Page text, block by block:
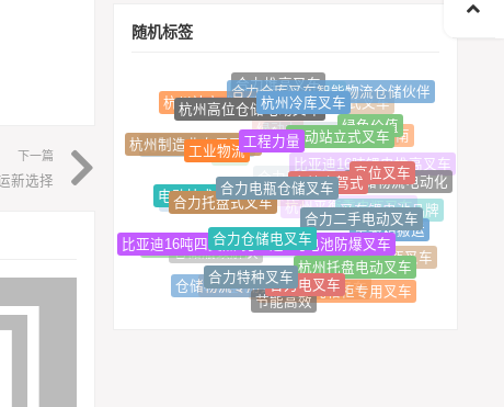
工作条
在具体
下一篇
新选择
随机标签
杭州全电动叉车
绿色物流革新
仓储物流转型
合力平衡重叉车
杭州平衡重电瓶叉车
绿色智能
比亚迪仓储式叉车
6吨锂电防爆叉车
仓储瓶颈解决
物流高效运作
搬运
绿动力
合力物流公司电叉车
比亚迪16吨锂电堆高叉车
叉车锂电池品牌
合力进口电瓶叉车
比亚迪4吨箱柜专用叉车
节能高效
仓储物流专用叉车
仓储搬运自动化
优势
比亚迪4吨堆高车
杭州堆高车
5吨货柜专用叉车
合力仓储式叉车
维修指南
仓储物流电动化
集装箱搬运
杭州托盘电动叉车
合力电叉车
合力特种叉车
比亚迪16吨四支点电动叉车
电动技术
杭州制造业专用叉车
杭州站立式电动叉车
合力堆高叉车
合力仓库叉车智能物流仓储伙伴
绿色价值
高位叉车
合力二手电动叉车
比亚迪5吨电池防爆叉车
合力仓储电叉车
合力托盘式叉车
工业物流
杭州高位仓储电动叉车
杭州冷库叉车
电动站立式叉车
高效座驾式
合力电瓶仓储叉车
工程力量